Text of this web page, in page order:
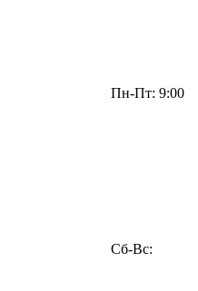
Пн-Пт: 9:00
Сб-Вс: